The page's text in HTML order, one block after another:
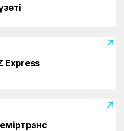
Express